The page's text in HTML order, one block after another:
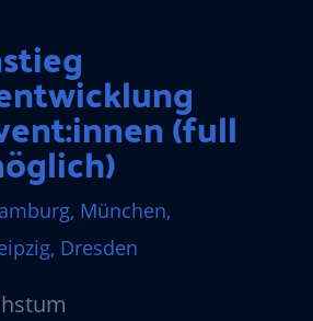
(full
München,
Dresden